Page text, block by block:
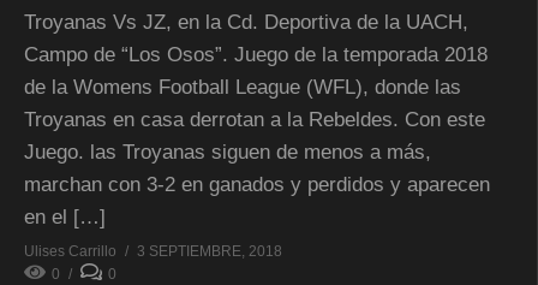
Troyanas Vs JZ, en la Cd. Deportiva de la UACH,
Campo de “Los Osos”. Juego de la temporada 2018
de la Womens Football League (WFL), donde las
Troyanas en casa derrotan a la Rebeldes. Con este
Juego. las Troyanas siguen de menos a más,
marchan con 3-2 en ganados y perdidos y aparecen
en el […]
Ulises Carrillo
3 SEPTIEMBRE, 2018
0
0